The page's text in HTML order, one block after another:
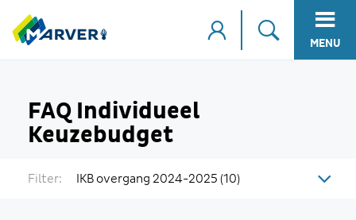
MENU
FAQ Individueel
Keuzebudget
Filter: IKB overgang 2024-2025 (10)